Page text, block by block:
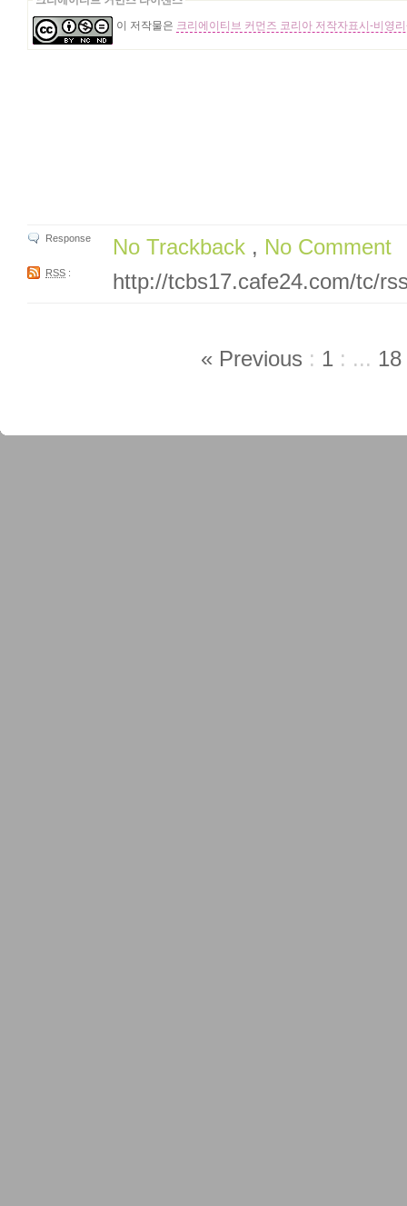
이 저작물은 크리에이티브 커먼즈 코리아 저작자표시-비영
Response No Trackback , No Comment
RSS : http://tcbs17.cafe24.com/tc/
« Previous : 1 : ... 18